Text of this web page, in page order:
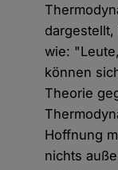
wie:
können
Theorie
Hoffnung
nichts